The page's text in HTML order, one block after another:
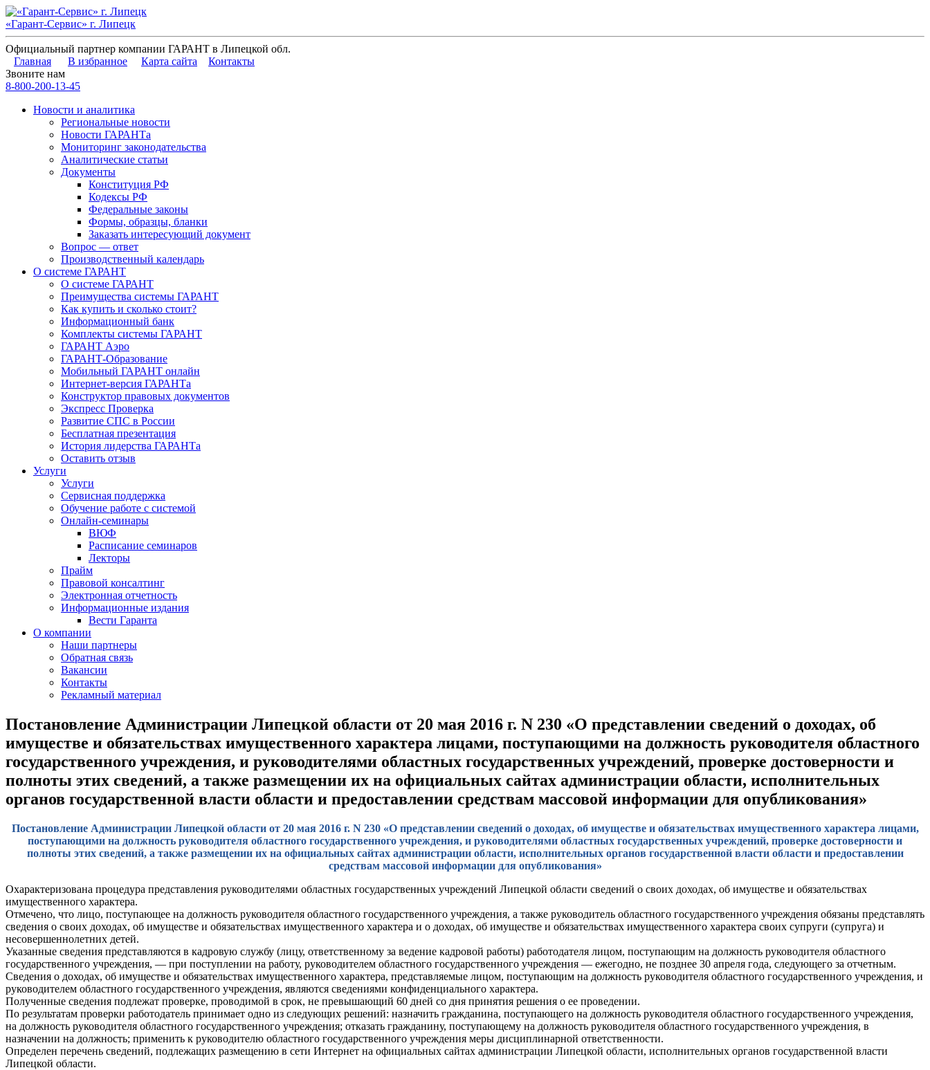
«Гарант-Сервис» г. Липецк
Официальный партнер компании ГАРАНТ в Липецкой обл.
Главная
В избранное Карта сайта
Контакты
Звоните нам
8-800-200-13-45
Новости и аналитика
Региональные новости
Новости ГАРАНТа
Мониторинг законодательства
Аналитические статьи
Документы
Конституция РФ
Кодексы РФ
Федеральные законы
Формы, образцы, бланки
Заказать интересующий документ
Вопрос — ответ
Производственный календарь
О системе ГАРАНТ
О системе ГАРАНТ
Преимущества системы ГАРАНТ
Как купить и сколько стоит?
Информационный банк
Комплекты системы ГАРАНТ
ГАРАНТ Аэро
ГАРАНТ-Образование
Мобильный ГАРАНТ онлайн
Интернет-версия ГАРАНТа
Конструктор правовых документов
Экспресс Проверка
Развитие СПС в России
Бесплатная презентация
История лидерства ГАРАНТа
Оставить отзыв
Услуги
Услуги
Сервисная поддержка
Обучение работе с системой
Онлайн-семинары
ВЮФ
Расписание семинаров
Лекторы
Прайм
Правовой консалтинг
Электронная отчетность
Информационные издания
Вести Гаранта
О компании
Наши партнеры
Обратная связь
Вакансии
Контакты
Рекламный материал
Постановление Администрации Липецкой области от 20 мая 2016 г. N 230 «О представлении сведений о доходах, об
имуществе и обязательствах имущественного характера лицами, поступающими на должность руководителя областного
государственного учреждения, и руководителями областных государственных учреждений, проверке достоверности и
полноты этих сведений, а также размещении их на официальных сайтах администрации области, исполнительных
органов государственной власти области и предоставлении средствам массовой информации для опубликования»
Постановление Администрации Липецкой области от 20 мая 2016 г. N 230 «О представлении сведений о доходах, об имуществе и обязательствах имущественного характера лицами,
поступающими на должность руководителя областного государственного учреждения, и руководителями областных государственных учреждений, проверке достоверности и
полноты этих сведений, а также размещении их на официальных сайтах администрации области, исполнительных органов государственной власти области и предоставлении
средствам массовой информации для опубликования»
Охарактеризована процедура представления руководителями областных государственных учреждений Липецкой области сведений о своих доходах, об имуществе и обязательствах
имущественного характера.
Отмечено, что лицо, поступающее на должность руководителя областного государственного учреждения, а также руководитель областного государственного учреждения обязаны представлять
сведения о своих доходах, об имуществе и обязательствах имущественного характера и о доходах, об имуществе и обязательствах имущественного характера своих супруги (супруга) и
несовершеннолетних детей.
Указанные сведения представляются в кадровую службу (лицу, ответственному за ведение кадровой работы) работодателя лицом, поступающим на должность руководителя областного
государственного учреждения, — при поступлении на работу, руководителем областного государственного учреждения — ежегодно, не позднее 30 апреля года, следующего за отчетным.
Сведения о доходах, об имуществе и обязательствах имущественного характера, представляемые лицом, поступающим на должность руководителя областного государственного учреждения, и
руководителем областного государственного учреждения, являются сведениями конфиденциального характера.
Полученные сведения подлежат проверке, проводимой в срок, не превышающий 60 дней со дня принятия решения о ее проведении.
По результатам проверки работодатель принимает одно из следующих решений: назначить гражданина, поступающего на должность руководителя областного государственного учреждения,
на должность руководителя областного государственного учреждения; отказать гражданину, поступающему на должность руководителя областного государственного учреждения, в
назначении на должность; применить к руководителю областного государственного учреждения меры дисциплинарной ответственности.
Определен перечень сведений, подлежащих размещению в сети Интернет на официальных сайтах администрации Липецкой области, исполнительных органов государственной власти
Липецкой области.